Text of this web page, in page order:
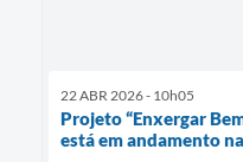
22 ABR 2026 - 10h05
Projeto “Enxergar
está em andamento